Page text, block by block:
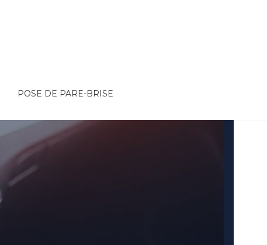
POSE DE PARE-BRISE